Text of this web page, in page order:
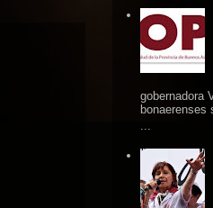
gobernadora
bonaerenses